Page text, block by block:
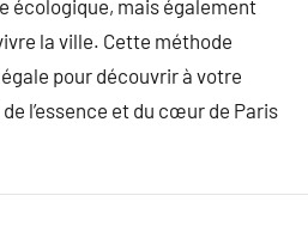
écologique, mais également
la ville. Cette méthode
pour découvrir à votre
l’essence et du cœur de Paris